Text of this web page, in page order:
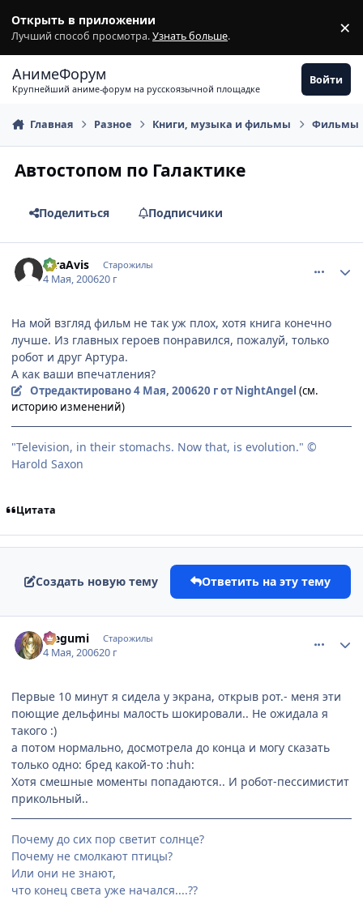
Открыть в приложении
Лучший способ просмотра.Узнать больше. ×
АнимеФорум
Крупнейший аниме-форум на русскоязычной площадке
Войти
Главная Разное Книги, музыка и фильмы Фильмы
Автостопом по Галактике
Поделиться Подписчики
raraAvis Старожилы
4 Мая, 200620 г
На мой взгляд фильм не так уж плох, хотя книга конечно
лучше. Из главных героев понравился, пожалуй, только
робот и друг Артура.
А как ваши впечатления?
Отредактировано4 Мая, 200620 гот NightAngel (см.
историю изменений)
"Television, in their stomachs. Now that, is evolution." ©
Harold Saxon
Цитата
Создать новую тему Ответить на эту тему
Megumi Старожилы
4 Мая, 200620 г
Первые 10 минут я сидела у экрана, открыв рот.- меня эти
поющие дельфины малость шокировали.. Не ожидала я
такого :)
а потом нормально, досмотрела до конца и могу сказать
только одно: бред какой-то :huh:
Хотя смешные моменты попадаются.. И робот-пессимистит
прикольный..
Почему до сих пор светит солнце?
Почему не смолкают птицы?
Или они не знают,
что конец света уже начался....??